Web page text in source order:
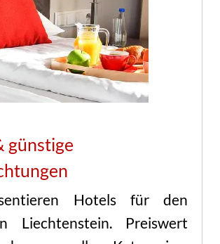
günstige
Hotels für den
Liechtenstein. Preiswert